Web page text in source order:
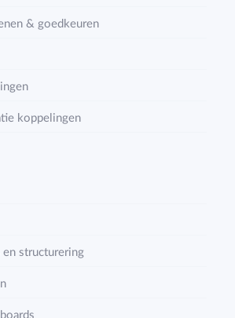
& goedkeuren
koppelingen
en structurering